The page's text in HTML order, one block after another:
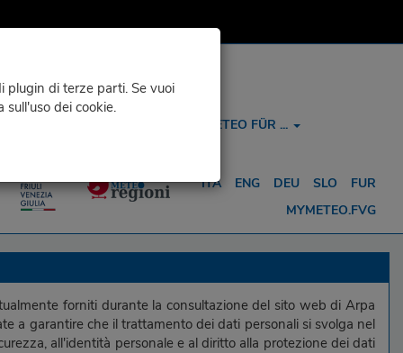
plugin di terze parti. Se vuoi
dei cookie.
METEO FÜR ...
ITA ENG DEU SLO
FUR
MYMETEO.FVG
forniti durante la consultazione del sito web di Arpa
a garantire che il trattamento dei dati personali si svolga nel
all'identità personale e al diritto alla protezione dei dati